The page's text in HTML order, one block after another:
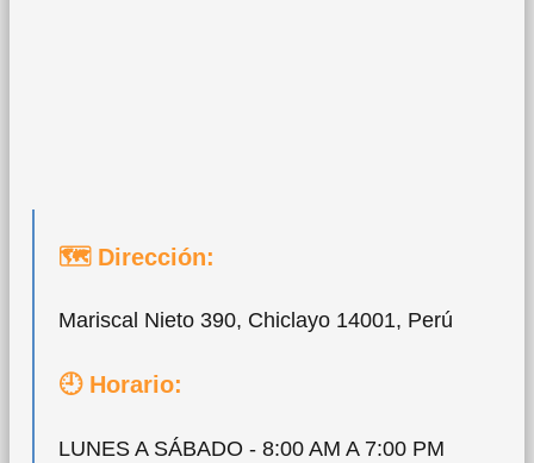
🗺 Dirección:
Mariscal Nieto 390, Chiclayo 14001, Perú
🕘 Horario:
LUNES A SÁBADO - 8:00 AM A 7:00 PM